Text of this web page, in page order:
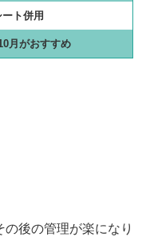
ート併用
月がおすすめ
後の管理が楽になり